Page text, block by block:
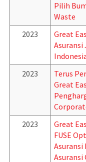
Pilih
Waste
2023
Great
Asuransi
2023
Terus
Great
2023
Great
FUSE
Asuransi
Asuransi